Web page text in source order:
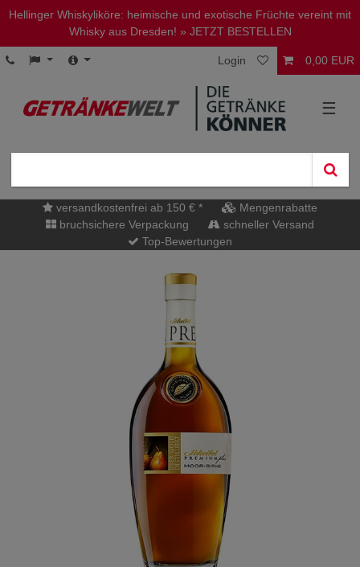
Hellinger Whiskyliköre: heimische und exotische Früchte vereint mit
Whisky aus Dresden! » JETZT BESTELLEN
Login 0,00 EUR
☰
versandkostenfrei ab 150 € *
Mengenrabatte
bruchsichere Verpackung
schneller Versand
Top-Bewertungen